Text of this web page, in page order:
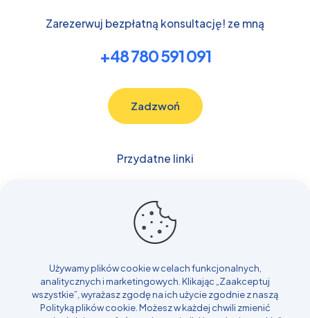
Zarezerwuj bezpłatną konsultację! ze mną
+48 780 591 091
Zadzwoń
Przydatne linki
Samochody
Transport
Rolnicze i Leśne
Blog
Realizacje
Kontakt
Używamy plików cookie w celach funkcjonalnych,
analitycznych i marketingowych. Klikając „Zaakceptuj
wszystkie”, wyrażasz zgodę na ich użycie zgodnie z naszą
Polityką plików cookie. Możesz w każdej chwili zmienić